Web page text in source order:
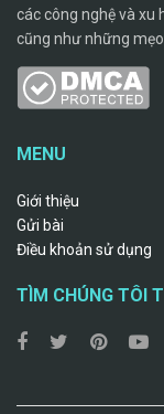
các công nghệ và xu
cũng như những mẹo
MENU
Giới thiệu
Gửi bài
Điều khoản sử dụng
TÌM CHÚNG TÔI